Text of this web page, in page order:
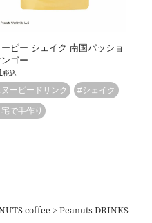
ピー シェイク 南国パッショ
ゴー
税込
ーピードリンク #シェイク
で手作り
coffee Peanuts DRINKS